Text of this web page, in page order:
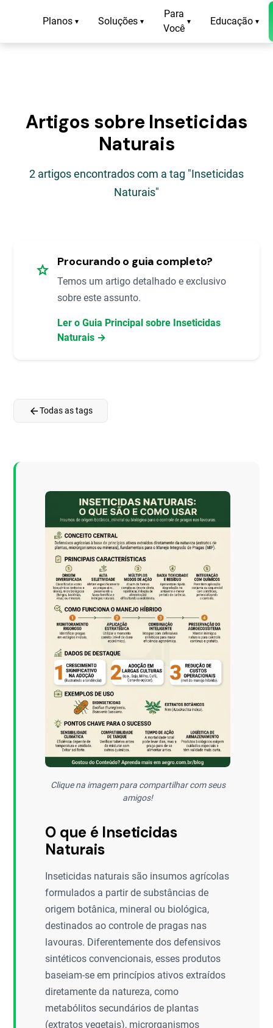
Planos ▾ Soluções ▾
Para
Você
▾ Educação ▾
Artigos sobre Inseticidas
Naturais
2 artigos encontrados com a tag "Inseticidas
Naturais"
star Procurando o guia completo?
Temos um artigo detalhado e exclusivo
sobre este assunto.
Ler o Guia Principal sobre Inseticidas
Naturais →
arrow_backTodas as tags
Clique na imagem para compartilhar com seus
amigos!
O que é Inseticidas
Naturais
Inseticidas naturais são insumos agrícolas
formulados a partir de substâncias de
origem botânica, mineral ou biológica,
destinados ao controle de pragas nas
lavouras. Diferentemente dos defensivos
sintéticos convencionais, esses produtos
baseiam-se em princípios ativos extraídos
diretamente da natureza, como
metabólitos secundários de plantas
(extratos vegetais), microrganismos